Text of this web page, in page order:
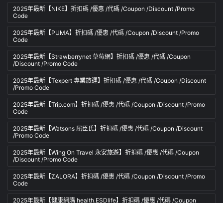
2025年最新【NIKE】折扣碼 /優惠 /代碼 /Coupon /Discount /Promo
Code
2025年最新【PUMA】折扣碼 /優惠 /代碼 /Coupon /Discount /Promo
Code
2025年最新【Strawberrynet 草莓網】折扣碼 /優惠 /代碼 /Coupon
/Discount /Promo Code
2025年最新【Texpert 專業旅運】折扣碼 /優惠 /代碼 /Coupon /Discount
/Promo Code
2025年最新【Trip.com】折扣碼 /優惠 /代碼 /Coupon /Discount /Promo
Code
2025年最新【Watsons 屈臣氏】折扣碼 /優惠 /代碼 /Coupon /Discount
/Promo Code
2025年最新【Wing On Travel 永安旅遊】折扣碼 /優惠 /代碼 /Coupon
/Discount /Promo Code
2025年最新【ZALORA】折扣碼 /優惠 /代碼 /Coupon /Discount /Promo
Code
2025年最新【健康網購 health.ESDlife】折扣碼 /優惠 /代碼 /Coupon